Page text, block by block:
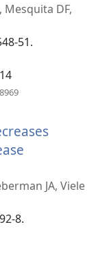
Mesquita DF,
51.
պատուհան)
JA, Viele
8.